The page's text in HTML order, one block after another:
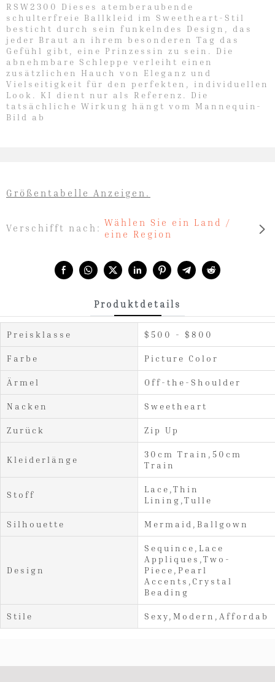
RSW2300 Dieses atemberaubende
schulterfreie Ballkleid im Sweetheart-Stil
besticht durch sein funkelndes Design, das
jeder Braut an ihrem besonderen Tag das
Gefühl gibt, eine Prinzessin zu sein. Die
abnehmbare Schleppe verleiht einen
zusätzlichen Hauch von Eleganz und
Vielseitigkeit für den perfekten, individuellen
Look. KI dient nur als Referenz. Die
tatsächliche Wirkung hängt vom Mannequin-
Bild ab
Verschifft nach:
Wählen Sie ein Land /
eine Region
Größentabelle Anzeigen.
Produktdetails
Preisklasse $500 - $800
Farbe Picture Color
Ärmel Off-the-Shoulder
Nacken Sweetheart
Zurück Zip Up
Kleiderlänge
30cm Train,50cm
Train
Stoff
Lace,Thin
Lining,Tulle
Silhouette Mermaid,Ballgown
Design
Sequince,Lace
Appliques,Two-
Piece,Pearl
Accents,Crystal
Beading
Stile